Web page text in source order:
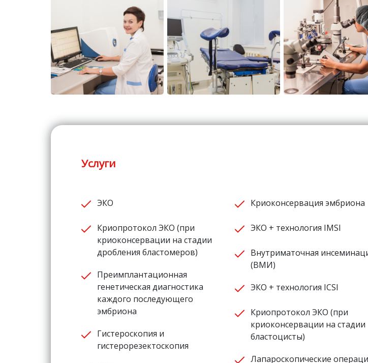
Услуги
ЭКО
Криопротокол ЭКО (при
криоконсервации на стадии
дробления бластомеров)
Преимплантационная
генетическая диагностика
каждого последующего
эмбриона
Гистероскопия и
гистерорезектоскопия
Криоконсервация эмбриона
ЭКО + технология IМSI
Внутриматочная
(ВМИ)
ЭКО + технология ICSI
Криопротокол ЭКО (при
криоконсервации на стадии
бластоцисты)
Лапароскопические